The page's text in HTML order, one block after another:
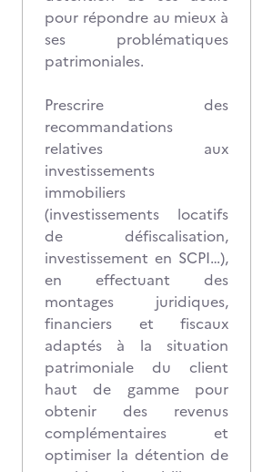
pour répondre au mieux à
ses problématiques
patrimoniales.
Prescrire des
recommandations
relatives aux
investissements
immobiliers
(investissements locatifs
de défiscalisation,
investissement en SCPI…),
en effectuant des
montages juridiques,
financiers et fiscaux
adaptés à la situation
patrimoniale du client
haut de gamme pour
obtenir des revenus
complémentaires et
optimiser la détention de